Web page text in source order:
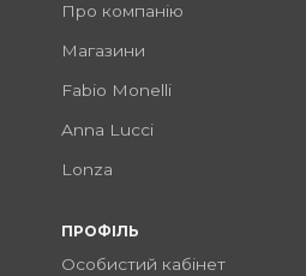
Про компанію
Магазини
Fabio Monelli
Anna Lucci
Lonza
ПРОФІЛЬ
Особистий кабінет